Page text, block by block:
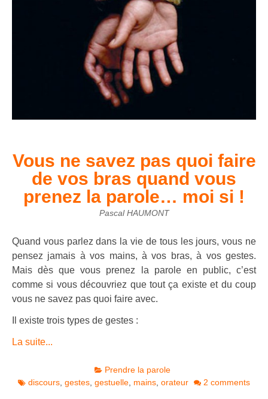
Vous ne savez pas quoi faire
de vos bras quand vous
prenez la parole… moi si !
Pascal HAUMONT
Quand vous parlez dans la vie de tous les jours, vous ne
pensez jamais à vos mains, à vos bras, à vos gestes.
Mais dès que vous prenez la parole en public, c’est
comme si vous découvriez que tout ça existe et du coup
vous ne savez pas quoi faire avec.
Il existe trois types de gestes :
La suite...
Prendre la parole
discours, gestes, gestuelle, mains, orateur 2 comments